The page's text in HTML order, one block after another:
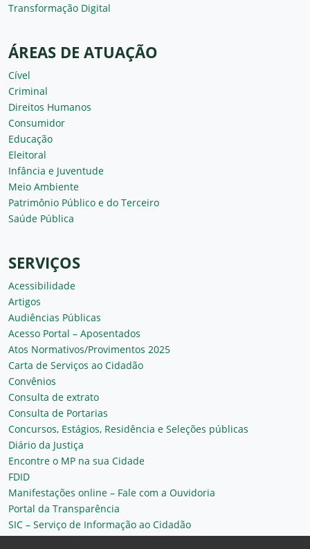
Transformação Digital
ÁREAS DE ATUAÇÃO
Cível
Criminal
Direitos Humanos
Consumidor
Educação
Eleitoral
Infância e Juventude
Meio Ambiente
Patrimônio Público e do Terceiro
Saúde Pública
SERVIÇOS
Acessibilidade
Artigos
Audiências Públicas
Acesso Portal – Aposentados
Atos Normativos/Provimentos 2025
Carta de Serviços ao Cidadão
Convênios
Consulta de extrato
Consulta de Portarias
Concursos, Estágios, Residência e Seleções públicas
Diário da Justiça
Encontre o MP na sua Cidade
FDID
Manifestações online – Fale com a Ouvidoria
Portal da Transparência
SIC – Serviço de Informação ao Cidadão
Plantão MP do Ceará